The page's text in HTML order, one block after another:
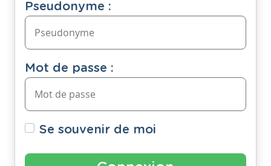
Pseudonyme :
Mot de passe :
Se souvenir de moi